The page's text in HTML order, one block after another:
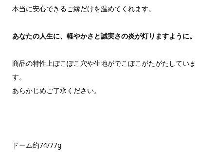
本当に安心できるご縁だけを温めてくれます。
あなたの人生に、軽やかさと誠実さの炎が灯りますように。
商品の特性上ぽこぽこ穴や生地がでこぼこがたがたしていま
す。
あらかじめご了承ください。
ドーム約74/77g